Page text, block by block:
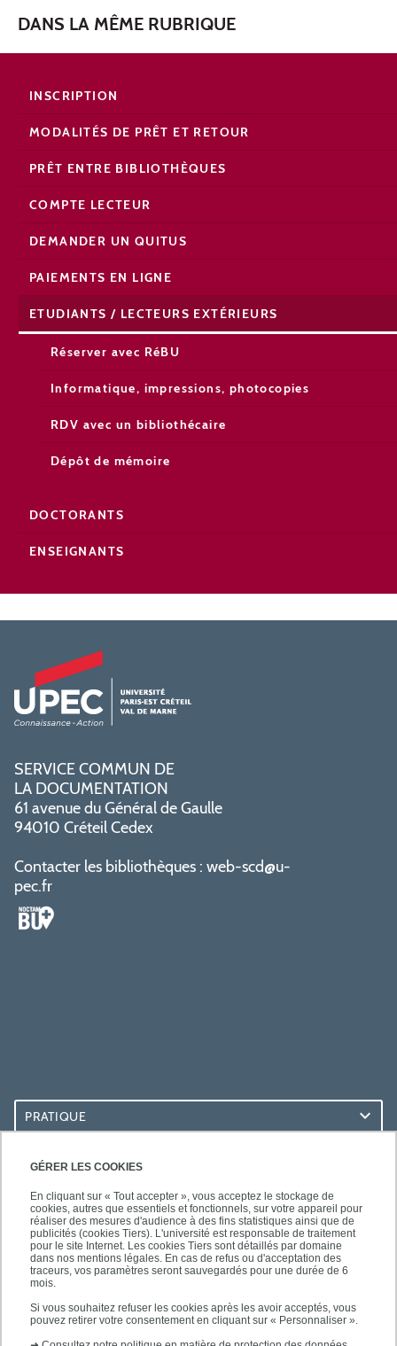
GÉRER LES COOKIES
En cliquant sur « Tout accepter », vous acceptez le stockage de
cookies, autres que essentiels et fonctionnels, sur votre appareil pour
réaliser des mesures d'audience à des fins statistiques ainsi que de
publicités (cookies Tiers). L'université est responsable de traitement
pour le site Internet. Les cookies Tiers sont détaillés par domaine
dans nos mentions légales. En cas de refus ou d'acceptation des
traceurs, vos paramètres seront sauvegardés pour une durée de 6
mois.
Si vous souhaitez refuser les cookies après les avoir acceptés, vous
pouvez retirer votre consentement en cliquant sur « Personnaliser ».
DANS LA MÊME RUBRIQUE
INSCRIPTION
MODALITÉS DE PRÊT ET RETOUR
PRÊT ENTRE BIBLIOTHÈQUES
COMPTE LECTEUR
DEMANDER UN QUITUS
PAIEMENTS EN LIGNE
ETUDIANTS / LECTEURS EXTÉRIEURS
Réserver avec RéBU
Informatique, impressions, photocopies
RDV avec un bibliothécaire
Dépôt de mémoire
DOCTORANTS
ENSEIGNANTS
SERVICE COMMUN DE
LA DOCUMENTATION
61 avenue du Général de Gaulle
94010 Créteil Cedex
Contacter les bibliothèques : web-scd@u-
pec.fr
PRATIQUE
ACCÈS RAPIDES
LES BU SUR...